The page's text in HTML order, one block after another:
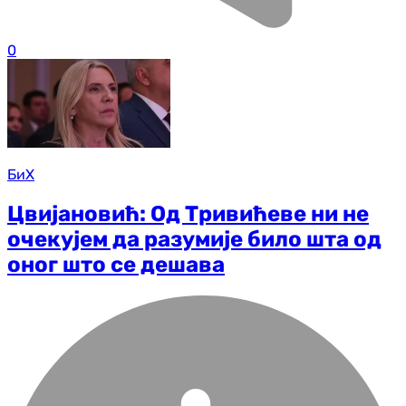
0
БиХ
Цвијановић: Од Тривићеве ни не
очекујем да разумије било шта од
оног што се дешава